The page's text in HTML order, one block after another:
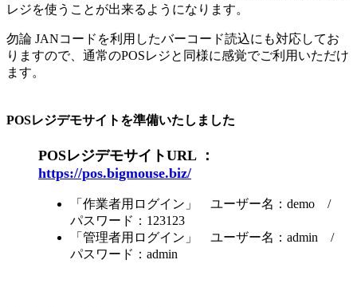
レジを使うことが出来るようになります。
勿論 JANコードを利用したバーコード読込にも対応してお
りますので、通常のPOSレジと同様に感覚でご利用いただけ
ます。
POSレジデモサイトを準備いたしました
POSレジデモサイトURL ：
https://pos.bigmouse.biz/
「作業者用ログイン」 ユーザー名：demo /
パスワード：123123
「管理者用ログイン」 ユーザー名：admin /
パスワード：admin